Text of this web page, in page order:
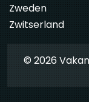
Zweden
Zwitserland
© 2026